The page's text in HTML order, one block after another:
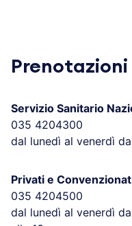
Prenotazioni
Servizio Sanitario
035 4204300
dal lunedì al venerdì
Privati e
035 4204500
dal lunedì al venerdì